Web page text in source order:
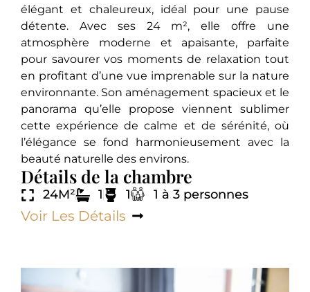
élégant et chaleureux, idéal pour une pause
détente. Avec ses 24 m², elle offre une
atmosphère moderne et apaisante, parfaite
pour savourer vos moments de relaxation tout
en profitant d’une vue imprenable sur la nature
environnante. Son aménagement spacieux et le
panorama qu’elle propose viennent sublimer
cette expérience de calme et de sérénité, où
l’élégance se fond harmonieusement avec la
beauté naturelle des environs.
Détails de la chambre
24M² 1 1 1 à 3 personnes
Voir Les Détails